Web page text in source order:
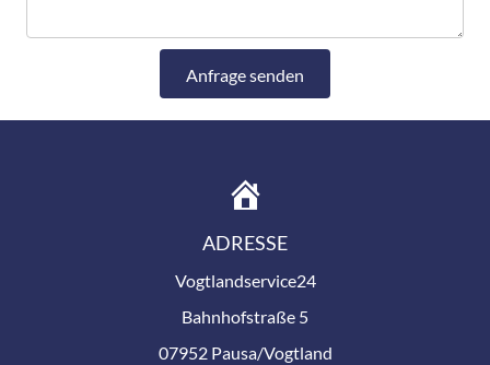
Anfrage senden
ADRESSE
Vogtlandservice24
Bahnhofstraße 5
07952 Pausa/Vogtland